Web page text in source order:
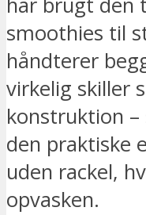
smoothies til
håndterer
virkelig skiller
konstruktion
den praktiske
uden rackel,
opvasken.